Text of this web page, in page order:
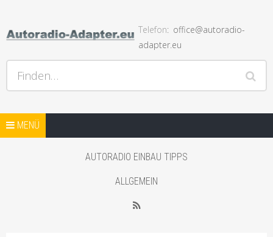
Hilfe bei Autoradios und der Installation und andere Hifi
Probleme, Radio Einbauhilfe und Anleitungen
Telefon
office@autoradio-
adapter.eu
Finden…
Springe zum Inhalt
MENÜ
AUTORADIO ADAPTER SHOP
AUTORADIO EINBAU TIPPS
ALLGEMEIN
RSS